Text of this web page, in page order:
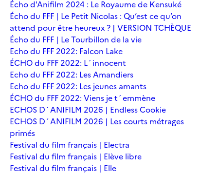
Écho d'Anifilm 2024 : Le Royaume de Kensuké
Écho du FFF | Le Petit Nicolas : Qu’est ce qu’on
attend pour être heureux ? | VERSION TCHÈQUE
Écho du FFF | Le Tourbillon de la vie
Echo du FFF 2022: Falcon Lake
ÉCHO du FFF 2022: L´innocent
Echo du FFF 2022: Les Amandiers
Echo du FFF 2022: Les jeunes amants
ÉCHO du FFF 2022: Viens je t´emmène
ECHOS D´ANIFILM 2026 | Endless Cookie
ECHOS D´ANIFILM 2026 | Les courts métrages
primés
Festival du film français | Electra
Festival du film français | Elève libre
Festival du film français | Elle